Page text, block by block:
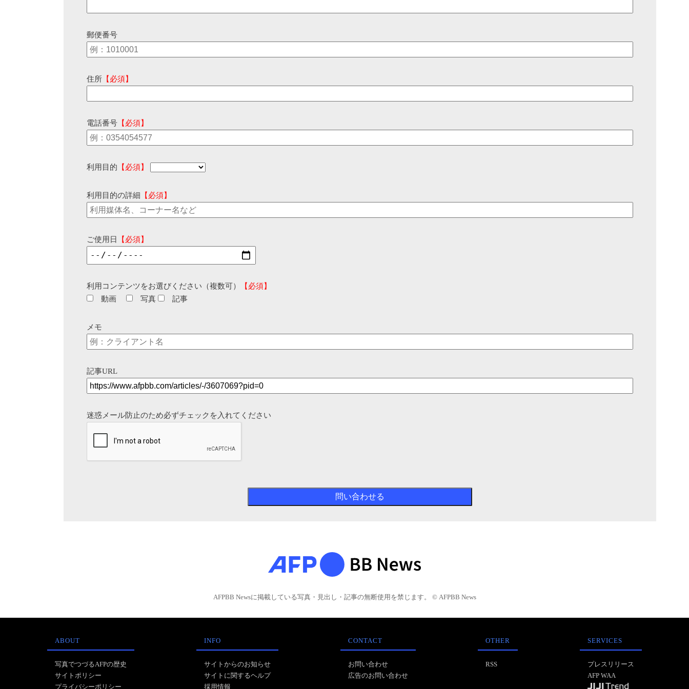
郵便番号
住所 【必須】
電話番号 【必須】
利用目的 【必須】
利用目的の詳細 【必須】
ご使用日 【必須】
利用コンテンツをお選びください（複数可）
【必須】
動画
写真 記事
メモ
記事URL
迷惑メール防止のため必ずチェックを入れてください
AFPBB Newsに掲載している写真・見出し・記事の無断使用を禁じます。 © AFPBB News
ABOUT
写真でつづるAFPの歴史
サイトポリシー
プライバシーポリシー
INFO
サイトからのお知らせ
サイトに関するヘルプ
採用情報
CONTACT
お問い合わせ
広告のお問い合わせ
OTHER
RSS
SERVICES
プレスリリース
AFP WAA